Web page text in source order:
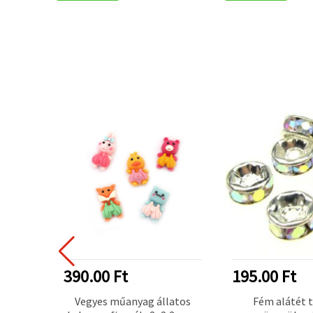
390.00 Ft
Vegyes műanyag állatos
195.00 Ft
Fém alátét